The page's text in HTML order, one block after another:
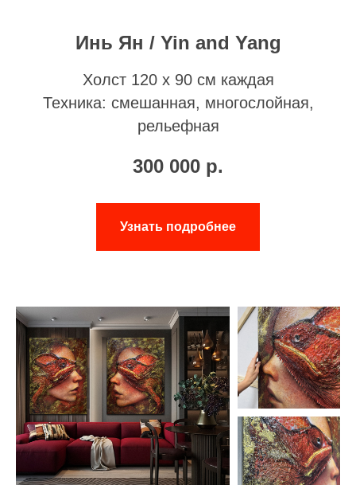
Инь Ян / Yin and Yang
Холст 120 х 90 см каждая
Техника: смешанная, многослойная,
рельефная
300 000 р.
Узнать подробнее